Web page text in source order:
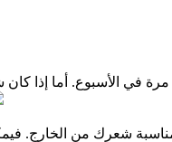
في الأسبوع. أما إذا
شعرك من الخارج.